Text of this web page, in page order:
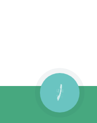
КНОПКА
ЗВ'ЯЗКУ